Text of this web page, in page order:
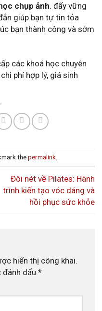
chụp ảnh. đấy vững
giúp bạn tự tin tỏa
bạn thành công và sớm
các khoá học chuyên
phí hợp lý, giá sinh
thepermalink
Đôi nét về Pilates: Hành
trình kiến tạo vóc dáng và
hồi phục sức khỏe
hiển thị công khai.
dấu *